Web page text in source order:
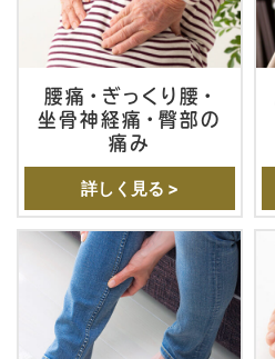
腰痛・ぎっくり腰・
坐骨神経痛・臀部の
痛み
詳しく見る >